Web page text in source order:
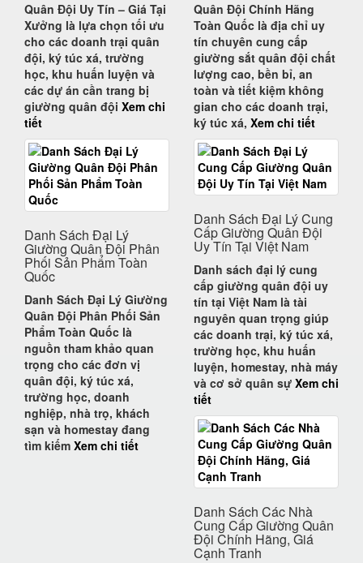
Quân Đội Uy Tín – Giá Tại
Xưởng là lựa chọn tối ưu
cho các doanh trại quân
đội, ký túc xá, trường
học, khu huấn luyện và
các dự án cần trang bị
giường quân đội Xem chi
tiết
Quân Đội Chính Hãng
Toàn Quốc là địa chỉ uy
tín chuyên cung cấp
giường sắt quân đội chất
lượng cao, bền bỉ, an
toàn và tiết kiệm không
gian cho các doanh trại,
ký túc xá, Xem chi tiết
Danh Sách Đại Lý
Giường Quân Đội Phân
Phối Sản Phẩm Toàn
Quốc
Danh Sách Đại Lý Giường
Quân Đội Phân Phối Sản
Phẩm Toàn Quốc là
nguồn tham khảo quan
trọng cho các đơn vị
quân đội, ký túc xá,
trường học, doanh
nghiệp, nhà trọ, khách
sạn và homestay đang
tìm kiếm Xem chi tiết
Danh Sách Đại Lý Cung
Cấp Giường Quân Đội
Uy Tín Tại Việt Nam
Danh sách đại lý cung
cấp giường quân đội uy
tín tại Việt Nam là tài
nguyên quan trọng giúp
các doanh trại, ký túc xá,
trường học, khu huấn
luyện, homestay, nhà máy
và cơ sở quân sự Xem chi
tiết
Danh Sách Các Nhà
Cung Cấp Giường Quân
Đội Chính Hãng, Giá
Cạnh Tranh